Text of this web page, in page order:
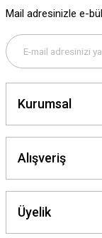
Mail adresinizle e-
Kurumsal
Alışveriş
Üyelik